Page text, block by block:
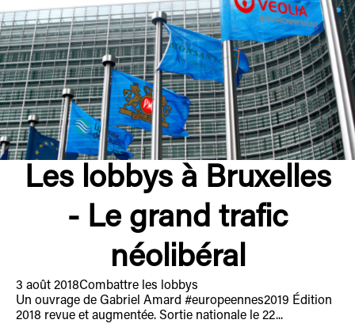
Les lobbys à Bruxelles
- Le grand trafic
néolibéral
3 août 2018Combattre les lobbys
Un ouvrage de Gabriel Amard #europeennes2019 Édition
2018 revue et augmentée. Sortie nationale le 22...